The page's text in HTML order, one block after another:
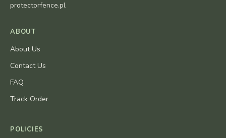
protectorfence.pl
ABOUT
About Us
Contact Us
FAQ
Track Order
POLICIES